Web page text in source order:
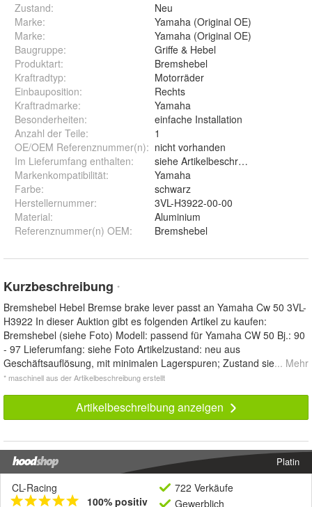
Zustand:
Neu
Marke:
Yamaha (Original OE)
Marke:
Yamaha (Original OE)
Baugruppe:
Griffe & Hebel
Produktart:
Bremshebel
Kraftradtyp:
Motorräder
Einbauposition:
Rechts
Kraftradmarke:
Yamaha
Besonderheiten:
einfache Installation
Anzahl der Teile:
1
OE/OEM Referenznummer(n): nicht vorhanden
Im Lieferumfang enthalten:
siehe Artikelbeschreibung
Markenkompatibilität:
Yamaha
Farbe:
schwarz
Herstellernummer:
3VL-H3922-00-00
Material:
Aluminium
Referenznummer(n) OEM: Bremshebel
Kurzbeschreibung *
Bremshebel Hebel Bremse brake lever passt an Yamaha Cw 50 3VL-
H3922 In dieser Auktion gibt es folgenden Artikel zu kaufen:
Bremshebel (siehe Foto) Modell: passend für Yamaha CW 50 Bj.: 90
- 97 Lieferumfang: siehe Foto Artikelzustand: neu aus
Geschäftsauflösung, mit minimalen Lagerspuren; Zustand sie... Mehr
* maschinell aus der Artikelbeschreibung erstellt
Artikelbeschreibung anzeigen
Platin
CL-Racing
100% positiv
722 Verkäufe
Gewerblich